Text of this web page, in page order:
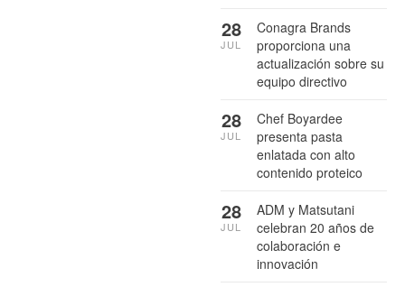
Conagra Brands
proporciona una
actualización sobre su
equipo directivo
28
JUL
Chef Boyardee
presenta pasta
enlatada con alto
contenido proteico
28
JUL
ADM y Matsutani
celebran 20 años de
colaboración e
innovación
28
JUL